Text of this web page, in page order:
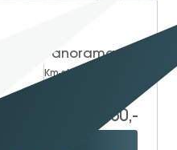
ATTO 2 DM-I
180 Business Solution AMG | Panoramadak | Bruin Interieur | Night Pakket | MULTIBEAM LED Koplampen | Apple CarPlay | Android Auto | Sierdelen Walnotenhout Zwart | Sfeerverlichting | Stoelverwarming | Achteruitrijcamera
Km-stand
42.950,-